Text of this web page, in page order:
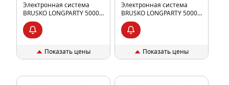
Электронная система
BRUSKO LONGPARTY 5000 с
ароматом энергетика, 20
мг/см3, 9 мл, шт, 20%
Показать цены
Электронная система
BRUSKO LONGPARTY 5000 с
ароматом чёрной
смородины, 20 мг/см3, 9
мл, шт, 20%
Показать цены